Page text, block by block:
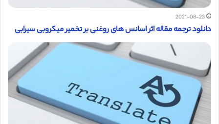
2021-08-23
دانلود ترجمه مقاله اثر اسانس های روغنی بر تخمیر میکروبی سیرابی